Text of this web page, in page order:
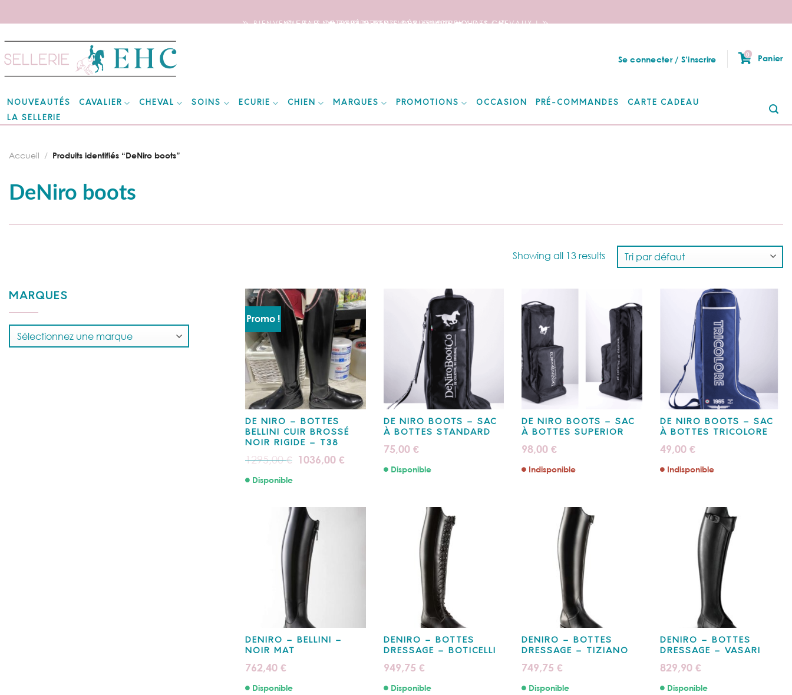
🦄 BIENVENUE SUR NOTRE SITE DEDIE AUX AMOUREUX DES CHEVAUX ! 🦄
📦 FRAIS DE PORT OFFERTS DÈS 150€ D’ACHATS ! 📦
❤️ EXPÉDITIONS WORLDWIDE ❤️
to
content
Se connecter / S’inscrire
0 Panier
NOUVEAUTÉS CAVALIER CHEVAL SOINS ECURIE CHIEN MARQUES PROMOTIONS OCCASION PRÉ-COMMANDES
CARTE CADEAU
LA SELLERIE
DeNiro boots
Accueil / Produits identifiés “DeNiro boots”
Showing all 13 results
MARQUES
Promo !
DE NIRO – BOTTES
BELLINI CUIR BROSSÉ
NOIR RIGIDE – T38
1295,00€
Le
prix
1036,00€Le
prix
Disponible
DE NIRO BOOTS – SAC
À BOTTES STANDARD
75,00 €
Disponible
DE NIRO BOOTS – SAC
À BOTTES SUPERIOR
98,00 €
Indisponible
DE NIRO BOOTS – SAC
À BOTTES TRICOLORE
49,00 €
Indisponible
DENIRO – BELLINI –
NOIR MAT
762,40 €
Disponible
DENIRO – BOTTES
DRESSAGE – BOTICELLI
949,75 €
Disponible
DENIRO – BOTTES
DRESSAGE – TIZIANO
749,75 €
Disponible
DENIRO – BOTTES
DRESSAGE – VASARI
829,90 €
Disponible